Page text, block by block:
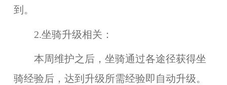
到。
2.坐骑升级相关：
本周维护之后，坐骑通过各途径获得坐
骑经验后，达到升级所需经验即自动升级。